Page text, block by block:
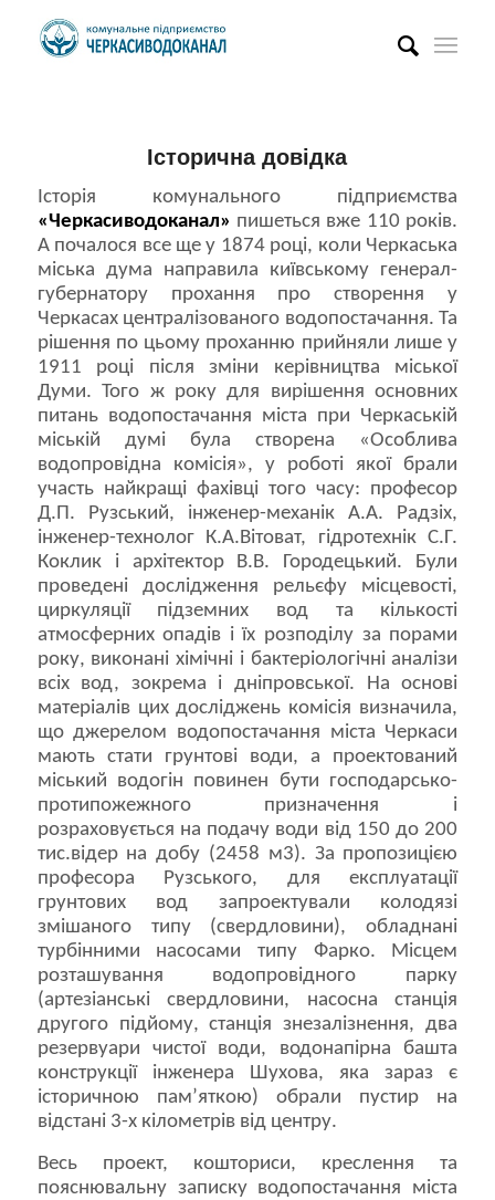
Історична довідка
Історія комунального підприємства
«Черкасиводоканал» пишеться вже 110 років.
А почалося все ще у 1874 році, коли Черкаська
міська дума направила київському генерал-
губернатору прохання про створення у
Черкасах централізованого водопостачання. Та
рішення по цьому проханню прийняли лише у
1911 році після зміни керівництва міської
Думи. Того ж року для вирішення основних
питань водопостачання міста при Черкаській
міській думі була створена «Особлива
водопровідна комісія», у роботі якої брали
участь найкращі фахівці того часу: професор
Д.П. Рузський, інженер-механік А.А. Радзіх,
інженер-технолог К.А.Вітоват, гідротехнік С.Г.
Коклик і архітектор В.В. Городецький. Були
проведені дослідження рельєфу місцевості,
циркуляції підземних вод та кількості
атмосферних опадів і їх розподілу за порами
року, виконані хімічні і бактеріологічні аналізи
всіх вод, зокрема і дніпровської. На основі
матеріалів цих досліджень комісія визначила,
що джерелом водопостачання міста Черкаси
мають стати грунтові води, а проектований
міський водогін повинен бути господарсько-
протипожежного призначення і
розраховується на подачу води від 150 до 200
тис.відер на добу (2458 м3). За пропозицією
професора Рузського, для експлуатації
грунтових вод запроектували колодязі
змішаного типу (свердловини), обладнані
турбінними насосами типу Фарко. Місцем
розташування водопровідного парку
(артезіанські свердловини, насосна станція
другого підйому, станція знезалізнення, два
резервуари чистої води, водонапірна башта
конструкції інженера Шухова, яка зараз є
історичною пам’яткою) обрали пустир на
відстані 3-х кілометрів від центру.
Весь проект, кошториси, креслення та
пояснювальну записку водопостачання міста